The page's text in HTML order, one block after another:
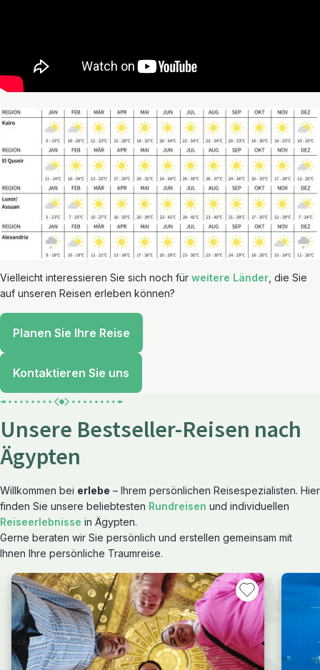
Vielleicht interessieren Sie sich noch für weitere Länder , die Sie
auf unseren Reisen erleben können?
Planen Sie Ihre Reise
Kontaktieren Sie uns
Unsere Bestseller-Reisen nach
Ägypten
Willkommen bei erlebe – Ihrem persönlichen Reisespezialisten. Hier
finden Sie unsere beliebtesten Rundreisen und individuellen
Reiseerlebnisse in Ägypten.
Gerne beraten wir Sie persönlich und erstellen gemeinsam mit
Ihnen Ihre persönliche Traumreise.